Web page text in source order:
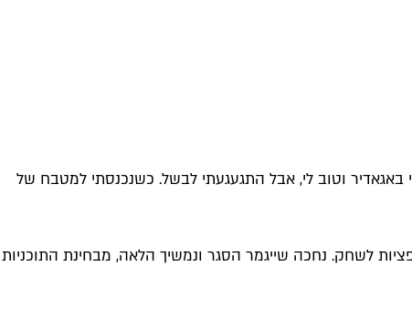
וטוב לי, אבל התגעגעתי לבשל. כשנכנסתי למטבח של
לשחק. נחכה שייגמר הסגר ונמשיך הלאה, מבחינת התוכניות